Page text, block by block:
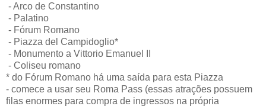
- Arco de Constantino
- Palatino
- Fórum Romano
- Piazza del Campidoglio*
- Monumento a Vittorio Emanuel II
- Coliseu romano
* do Fórum Romano há uma saída para esta Piazza
- comece a usar seu Roma Pass (essas atrações possuem
filas enormes para compra de ingressos na própria